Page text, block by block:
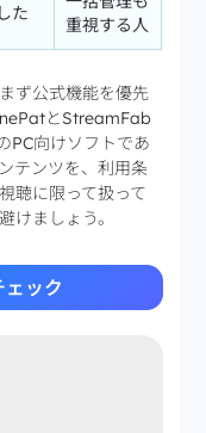
た
重視する人
ず公式機能を優先
とStreamFab
PC向けソフトであ
テンツを、利用条
聴に限って扱って
けましょう。
ック